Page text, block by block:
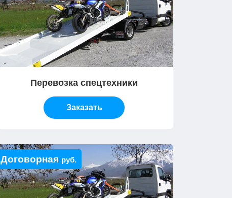
Перевозка спецтехники
Заказать
Договорная руб.